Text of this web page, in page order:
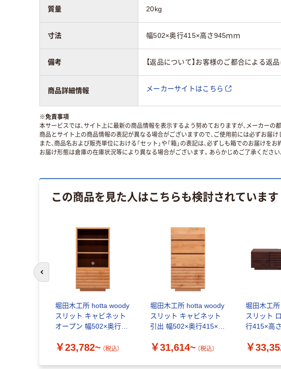
質量 20kg
寸法 幅502×奥行415×高さ945ｍｍ
備考 【返品について】お客様のご都合による返
商品詳細情報 メーカーサイトはこちら
※免責事項
本サービスでは、サイト上に最新の商品情報を表示するよう努めておりますが、メーカーの
商品とサイト上の商品情報の表記が異なる場合がございますので、ご使用前には必ずお届
また、商品名および販売単位における「セット」や「箱」の表記は、必ずしも箱でのお届けを
お届け形態は倉庫の在庫状況等により異なる場合がございます。あらかじめご了承ください
この商品を見た人はこちらも検討されています
堀田木工所 hotta woody
スリット キャビネット
オープン 幅502×奥行
￥23,782~ （税込）
堀田木工所 hotta woody
スリット キャビネット
引出 幅502×奥行415×高
￥31,614~ （税込）
堀田木工
スリット
行415×高
￥
前のスライドへ